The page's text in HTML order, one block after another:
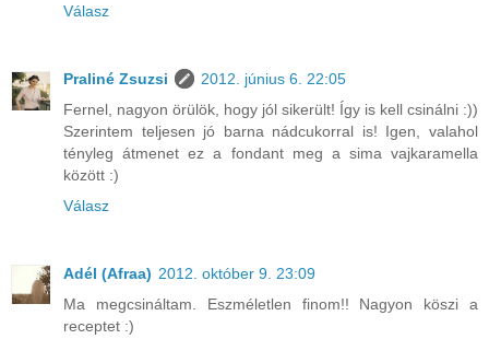
Válasz
Praliné Zsuzsi
2012. június 6. 22:05
Fernel, nagyon örülök, hogy jól sikerült! Így is kell csinálni :))
Szerintem teljesen jó barna nádcukorral is! Igen, valahol
tényleg átmenet ez a fondant meg a sima vajkaramella
között :)
Válasz
Adél (Afraa) 2012. október 9. 23:09
Ma megcsináltam. Eszméletlen finom!! Nagyon köszi a
receptet :)